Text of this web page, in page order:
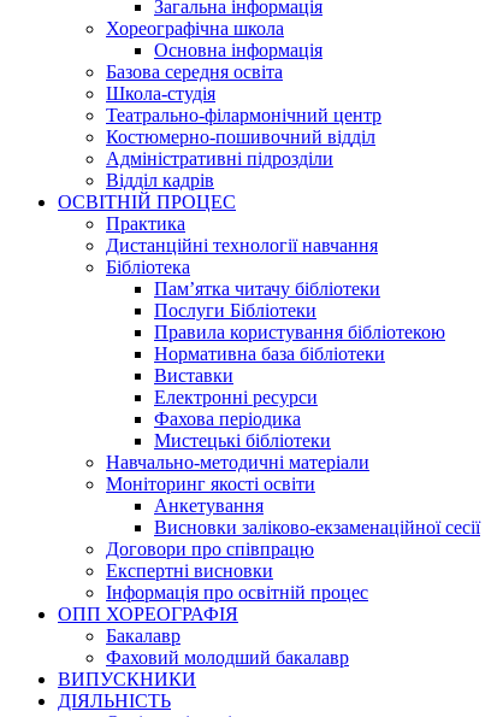
Загальна інформація
Хореографічна школа
Основна інформація
Базова середня освіта
Школа-студія
Театрально-філармонічний центр
Костюмерно-пошивочний відділ
Адміністративні підрозділи
Відділ кадрів
ОСВІТНІЙ ПРОЦЕС
Практика
Дистанційні технології навчання
Бібліотека
Пам’ятка читачу бібліотеки
Послуги Бібліотеки
Правила користування бібліотекою
Нормативна база бібліотеки
Виставки
Електронні ресурси
Фахова періодика
Мистецькі бібліотеки
Навчально-методичні матеріали
Моніторинг якості освіти
Анкетування
Висновки заліково-екзаменаційної сесії
Договори про співпрацю
Експертні висновки
Інформація про освітній процес
ОПП ХОРЕОГРАФІЯ
Бакалавр
Фаховий молодший бакалавр
ВИПУСКНИКИ
ДІЯЛЬНІСТЬ